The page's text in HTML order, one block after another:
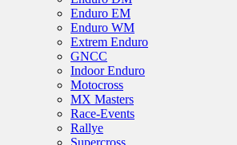
Enduro EM
Enduro WM
Extrem Enduro
GNCC
Indoor Enduro
Motocross
MX Masters
Race-Events
Rallye
Supercross